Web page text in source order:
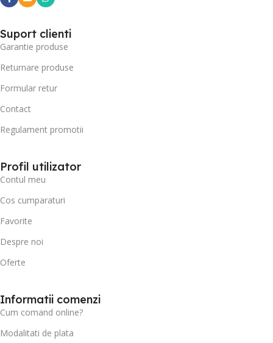
Suport clienti
Garantie produse
Returnare produse
Formular retur
Contact
Regulament promotii
Profil utilizator
Contul meu
Cos cumparaturi
Favorite
Despre noi
Oferte
Informatii comenzi
Cum comand online?
Modalitati de plata